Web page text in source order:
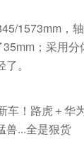
1573mm，
；采用
。